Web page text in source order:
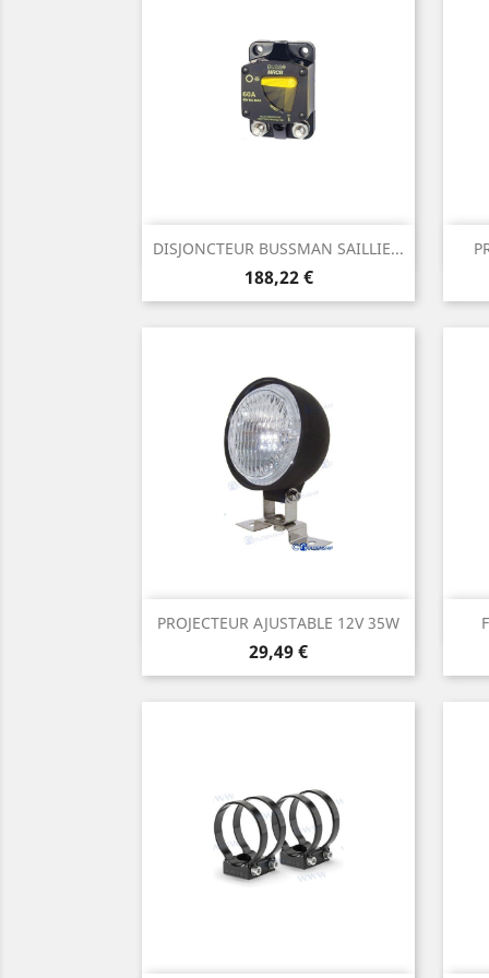
DISJONCTEUR BUSSMAN SAILLIE...
Prix
188,22 €
Aperçu rapide
PROJECTEUR AJUSTABLE 12V 35W
Prix
29,49 €
Aperçu rapide